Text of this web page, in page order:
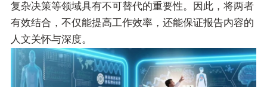
复杂决策等领域具有不可替代的重要性。因此，将两者
有效结合，不仅能提高工作效率，还能保证报告内容的
人文关怀与深度。